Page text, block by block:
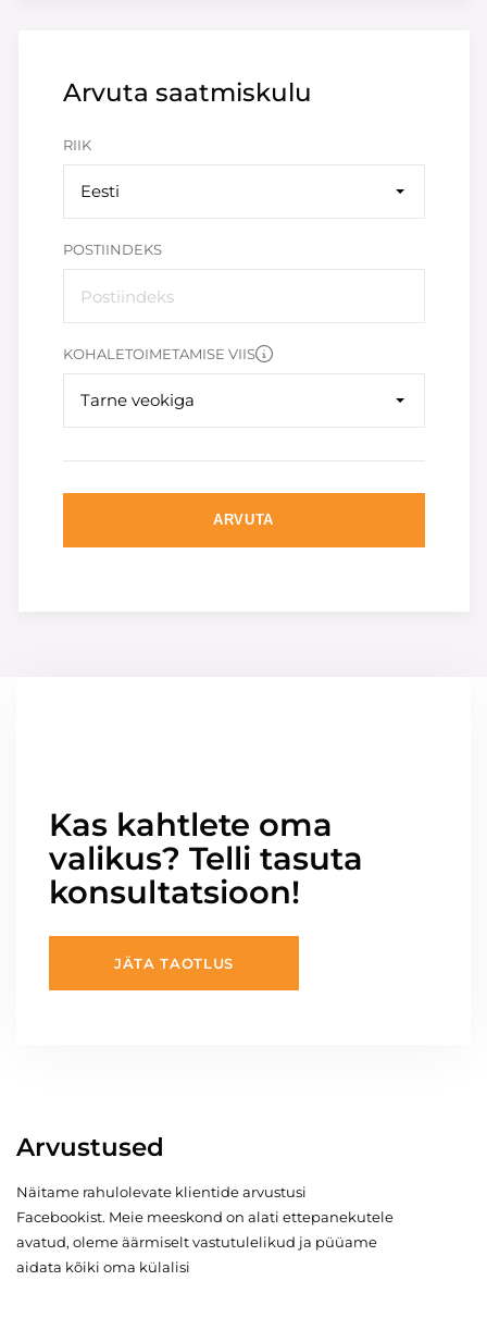
Arvuta saatmiskulu
RIIK
Eesti
POSTIINDEKS
KOHALETOIMETAMISE VIIS
Tarne veokiga
ARVUTA
Kas kahtlete oma
valikus? Telli tasuta
konsultatsioon!
JÄTA TAOTLUS
Arvustused
Näitame rahulolevate klientide arvustusi
Facebookist. Meie meeskond on alati ettepanekutele
avatud, oleme äärmiselt vastutulelikud ja püüame
aidata kõiki oma külalisi